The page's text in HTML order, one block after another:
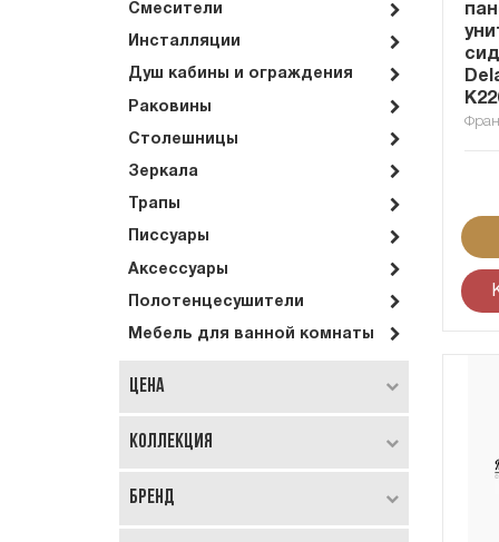
Смесители
Инсталляции
Душ кабины и ограждения
Раковины
Столешницы
Зеркала
Трапы
Писсуары
Аксессуары
Полотенцесушители
Мебель для ванной комнаты
Цена
Коллекция
Бренд